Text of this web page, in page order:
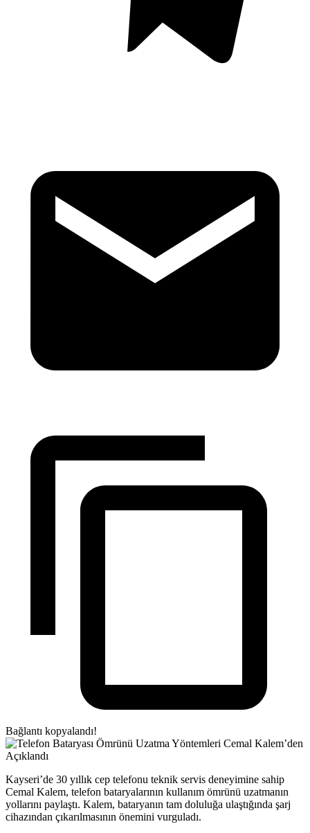
Bağlantı kopyalandı!
Kayseri’de 30 yıllık cep telefonu teknik servis deneyimine sahip
Cemal Kalem, telefon bataryalarının kullanım ömrünü uzatmanın
yollarını paylaştı. Kalem, bataryanın tam doluluğa ulaştığında şarj
cihazından çıkarılmasının önemini vurguladı.